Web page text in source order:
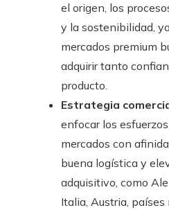
el origen, los
y la sostenibilidad,
mercados premium
adquirir tanto
producto.
Estrategia
enfocar los
mercados con
buena logística y
adquisitivo, como
Italia, Austria, países